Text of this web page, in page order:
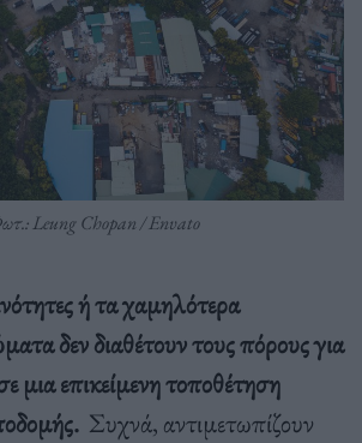
Leung Chopan / Envato
ή τα χαμηλότερα
δεν διαθέτουν τους πόρους για
μια επικείμενη τοποθέτηση
Συχνά, αντιμετωπίζουν